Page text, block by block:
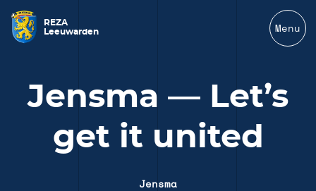
REZA
Leeuwarden
Menu
Jensma — Let’s
get it united
Jensma